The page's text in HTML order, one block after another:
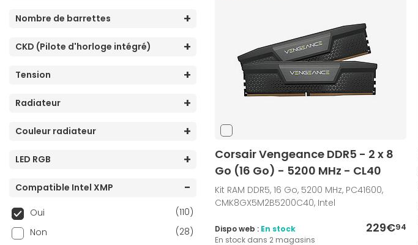
Nombre de barrettes
CKD (Pilote d'horloge intégré)
Tension
Radiateur
Couleur radiateur
LED RGB
Compatible Intel XMP
Oui
(110)
Non
(28)
Corsair Vengeance DDR5 - 2 x 8
Go (16 Go) - 5200 MHz - CL40
Kit RAM DDR5, 16 Go, 5200 MHz, PC41600,
CMK8GX5M2B5200C40, Intel
229€94
Dispo web : En stock
En stock dans 2 magasins